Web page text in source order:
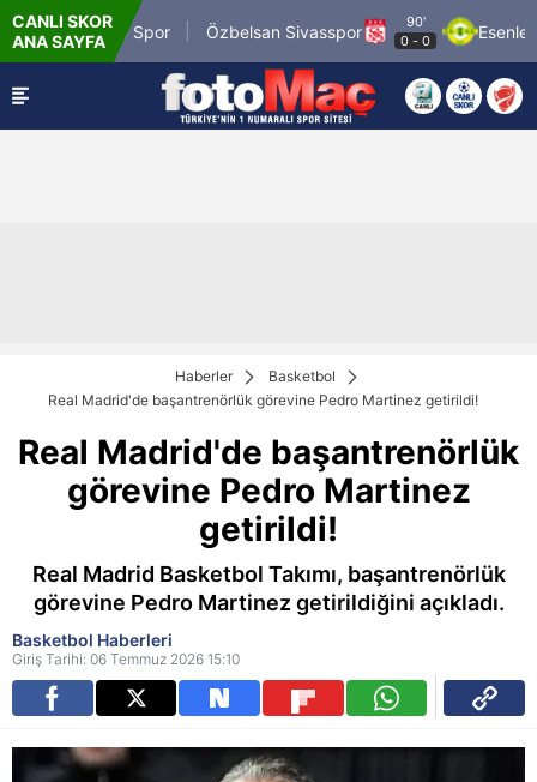
CANLI SKOR
ANA SAYFA
Mardin 1969 Spor Özbelsan Sivasspor
90'
0- 0 Esenler
Haberler
Basketbol
Real Madrid'de başantrenörlük görevine Pedro Martinez getirildi!
Real Madrid'de başantrenörlük
görevine Pedro Martinez
getirildi!
Real Madrid Basketbol Takımı, başantrenörlük
görevine Pedro Martinez getirildiğini açıkladı.
Basketbol Haberleri
Giriş Tarihi: 06 Temmuz 2026 15:10